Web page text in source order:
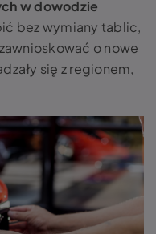
w dowodzie
bez wymiany tablic,
o nowe
się z regionem,